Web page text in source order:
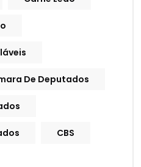
De Deputados
CBS